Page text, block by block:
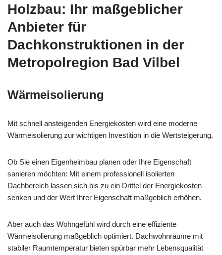
Holzbau: Ihr maßgeblicher
Anbieter für
Dachkonstruktionen in der
Metropolregion Bad Vilbel
Wärmeisolierung
Mit schnell ansteigenden Energiekosten wird eine moderne
Wärmeisolierung zur wichtigen Investition in die Wertsteigerung.
Ob Sie einen Eigenheimbau planen oder Ihre Eigenschaft
sanieren möchten: Mit einem professionell isolierten
Dachbereich lassen sich bis zu ein Drittel der Energiekosten
senken und der Wert Ihrer Eigenschaft maßgeblich erhöhen.
Aber auch das Wohngefühl wird durch eine effiziente
Wärmeisolierung maßgeblich optimiert. Dachwohnräume mit
stabiler Raumtemperatur bieten spürbar mehr Lebensqualität